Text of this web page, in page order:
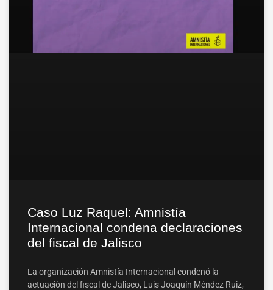
Caso Luz Raquel: Amnistía
Internacional condena declaraciones
del fiscal de Jalisco
La organización Amnistía Internacional condenó la
actuación del fiscal de Jalisco, Luis Joaquín Méndez Ruiz,